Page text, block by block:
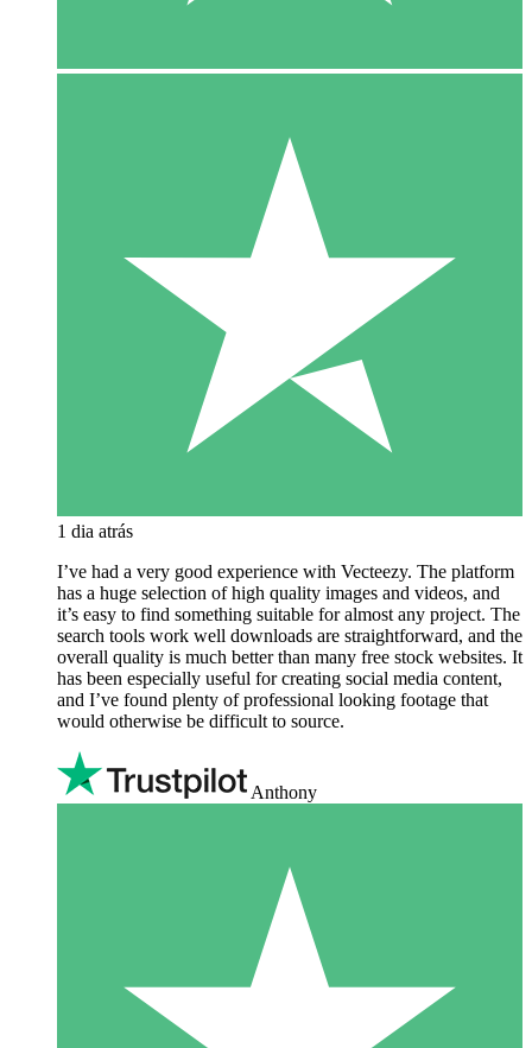
1 dia atrás
I’ve had a very good experience with Vecteezy. The platform
has a huge selection of high quality images and videos, and
it’s easy to find something suitable for almost any project. The
search tools work well downloads are straightforward, and the
overall quality is much better than many free stock websites. It
has been especially useful for creating social media content,
and I’ve found plenty of professional looking footage that
would otherwise be difficult to source.
Anthony